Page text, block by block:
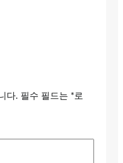
다. 필수 필드는 *로